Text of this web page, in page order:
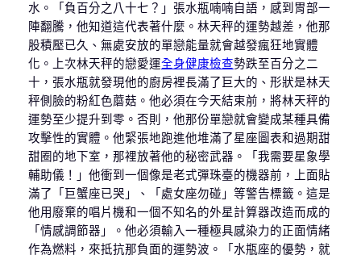
水。「負百分之八十七？」張水瓶喃喃自語，感到胃部一
陣翻騰，他知道這代表著什麼。林天秤的運勢越差，他那
股積壓已久、無處安放的單戀能量就會越發瘋狂地實體
化。上次林天秤的戀愛運全身健康檢查勢跌至百分之二
十，張水瓶就發現他的廚房裡長滿了巨大的、形狀是林天
秤側臉的粉紅色蘑菇。他必須在今天結束前，將林天秤的
運勢至少提升到零。否則，他那份單戀就會變成某種具備
攻擊性的實體。他緊張地跑進他堆滿了星座圖表和過期甜
甜圈的地下室，那裡放著他的秘密武器。「我需要星象學
輔助儀！」他衝到一個像是老式彈珠臺的機器前，上面貼
滿了「巨蟹座已哭」、「處女座勿碰」等警告標籤。這是
他用廢棄的唱片機和一個不知名的外星計算器改造而成的
「情感調節器」。他必須輸入一種極具感染力的正面情緒
作為燃料，來抵抗那負面的運勢波。「水瓶座的優勢，就